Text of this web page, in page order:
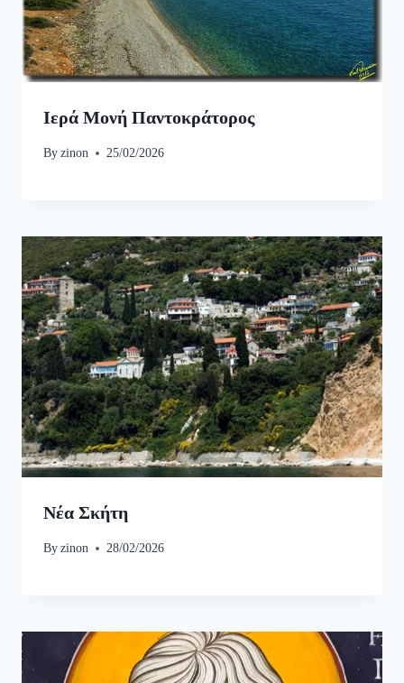
Ιερά Μονή Παντοκράτορος
Byzinon 25/02/2026
Νέα Σκήτη
Byzinon 28/02/2026